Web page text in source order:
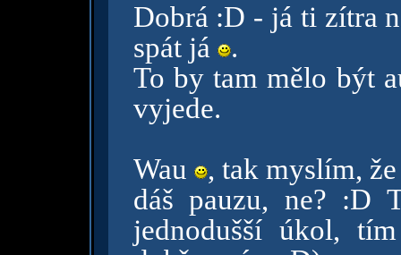
Dobrá :D - já ti zítra
spát já
.
To by tam mělo být
vyjede.
Wau
, tak myslím,
dáš pauzu, ne? :D
jednodušší úkol,